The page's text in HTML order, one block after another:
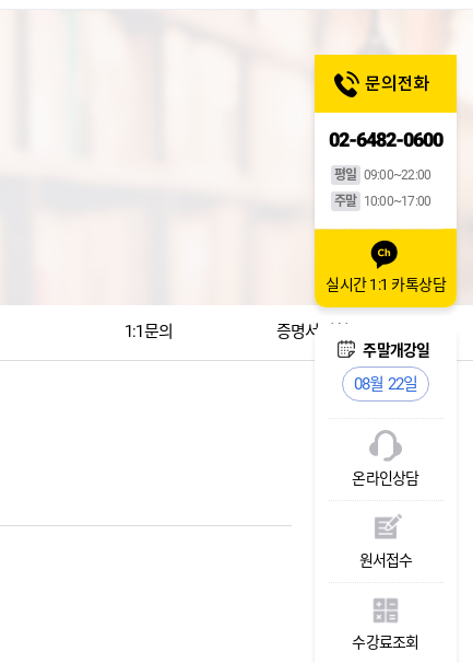
1:1문의 증명서신청
02-6482-0600
평일 09:00~22:00
주말 10:00~17:00
실시간 1:1 카톡상담
주말개강일
08월 22일
온라인상담
원서접수
수강료조회